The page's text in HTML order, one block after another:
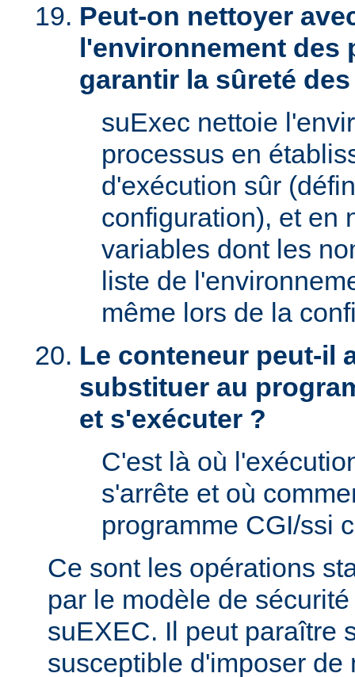
Peut-on nettoyer
l'environnement des
garantir la sûreté
suExec nettoie
processus en
d'exécution sûr
configuration), et en
variables dont les
liste de
même lors de la
Le conteneur peut-il
substituer au
et s'exécuter ?
C'est là où
s'arrête et où
programme CGI/ssi
Ce sont les opérations
par le modèle de
suEXEC. Il peut paraître
susceptible d'imposer